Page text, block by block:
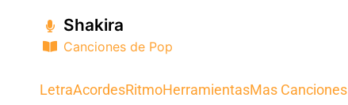
Shakira
Canciones de Pop
LetraAcordesRitmoHerramientasMas Canciones